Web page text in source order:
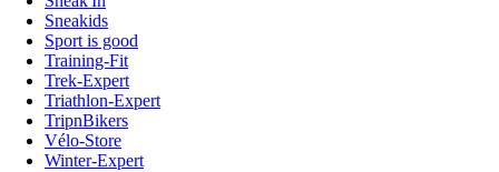
Sneakids
Sport is good
Training-Fit
Trek-Expert
Triathlon-Expert
TripnBikers
Vélo-Store
Winter-Expert